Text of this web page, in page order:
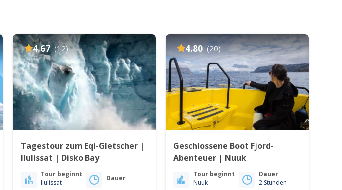
4.67 (12)
Tagestour zum Eqi-Gletscher |
Ilulissat | Disko Bay
Tour beginnt
Ilulissat
Dauer
4.80 (20)
Geschlossene Boot Fjord-
Abenteuer | Nuuk
Tour beginnt
Nuuk
Dauer
2 Stunden